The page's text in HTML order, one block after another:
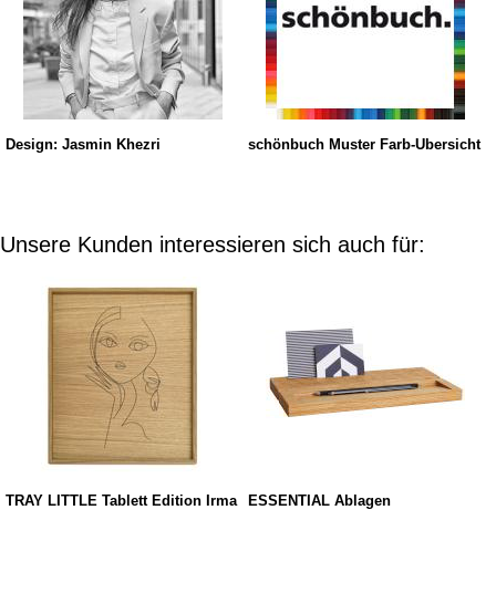
Design: Jasmin Khezri schönbuch Muster Farb-Übersicht
Unsere Kunden interessieren sich auch für:
TRAY LITTLE Tablett Edition Irma ESSENTIAL Ablagen